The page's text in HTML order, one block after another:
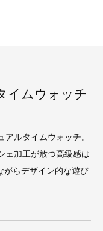
イムウォッチ
ルタイムウォッチ。
ェ加工が放つ高級感は
がらデザイン的な遊び